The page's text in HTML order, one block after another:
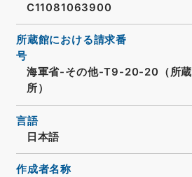
C11081063900
所蔵館における請求番
号
海軍省-その他-T9-20-20（所蔵
所）
言語
日本語
作成者名称